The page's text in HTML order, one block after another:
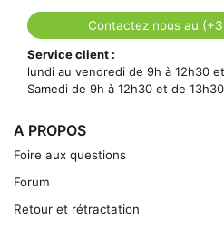
Contactez nous au
Service client :
lundi au vendredi de 9h à 12h30
Samedi de 9h à 12h30 et de
A PROPOS
Foire aux questions
Forum
Retour et rétractation